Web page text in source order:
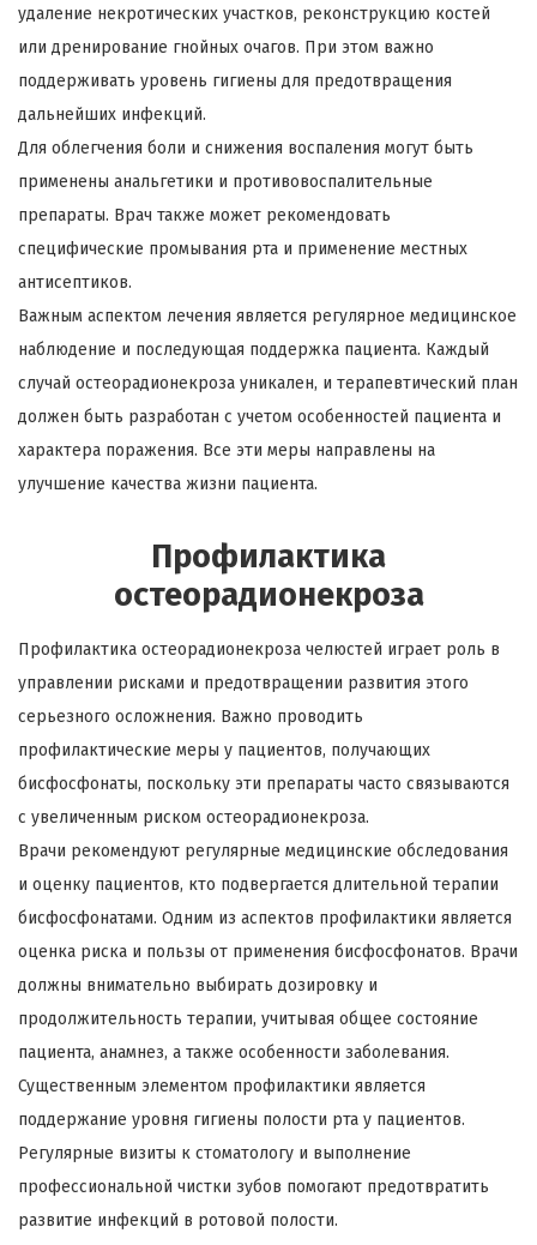
удаление некротических участков, реконструкцию костей
или дренирование гнойных очагов. При этом важно
поддерживать уровень гигиены для предотвращения
дальнейших инфекций.
Для облегчения боли и снижения воспаления могут быть
применены анальгетики и противовоспалительные
препараты. Врач также может рекомендовать
специфические промывания рта и применение местных
антисептиков.
Важным аспектом лечения является регулярное медицинское
наблюдение и последующая поддержка пациента. Каждый
случай остеорадионекроза уникален, и терапевтический план
должен быть разработан с учетом особенностей пациента и
характера поражения. Все эти меры направлены на
улучшение качества жизни пациента.
Профилактика
остеорадионекроза
Профилактика остеорадионекроза челюстей играет роль в
управлении рисками и предотвращении развития этого
серьезного осложнения. Важно проводить
профилактические меры у пациентов, получающих
бисфосфонаты, поскольку эти препараты часто связываются
с увеличенным риском остеорадионекроза.
Врачи рекомендуют регулярные медицинские обследования
и оценку пациентов, кто подвергается длительной терапии
бисфосфонатами. Одним из аспектов профилактики является
оценка риска и пользы от применения бисфосфонатов. Врачи
должны внимательно выбирать дозировку и
продолжительность терапии, учитывая общее состояние
пациента, анамнез, а также особенности заболевания.
Существенным элементом профилактики является
поддержание уровня гигиены полости рта у пациентов.
Регулярные визиты к стоматологу и выполнение
профессиональной чистки зубов помогают предотвратить
развитие инфекций в ротовой полости.